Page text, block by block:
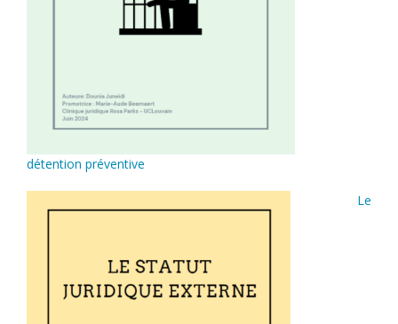
détention préventive
Le